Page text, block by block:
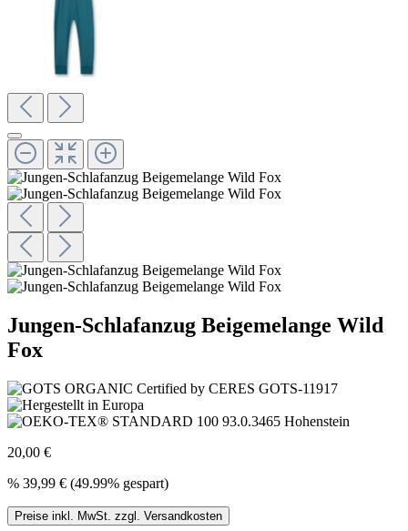
Jungen-Schlafanzug Beigemelange Wild
Fox
20,00 €
% 39,99 € (49.99% gespart)
Preise inkl. MwSt. zzgl. Versandkosten